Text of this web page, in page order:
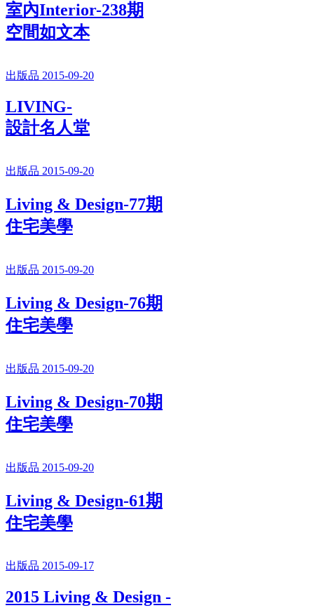
室內Interior-238期
空間如文本
出版品 2015-09-20
LIVING-
設計名人堂
出版品 2015-09-20
Living & Design-77期
住宅美學
出版品 2015-09-20
Living & Design-76期
住宅美學
出版品 2015-09-20
Living & Design-70期
住宅美學
出版品 2015-09-20
Living & Design-61期
住宅美學
出版品 2015-09-17
2015 Living & Design -